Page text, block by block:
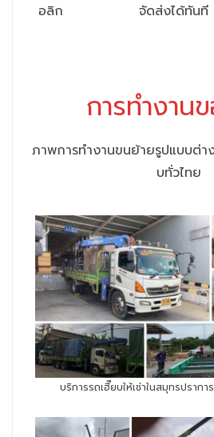
อลิก
จัดส่งได้ทันที
การทำงาน
ภาพการทำงานขนย้ายรูปแบบต่า
บทั่วไทย
บริการรถเฮี๊ยบให้เช่าในสมุทรปราก